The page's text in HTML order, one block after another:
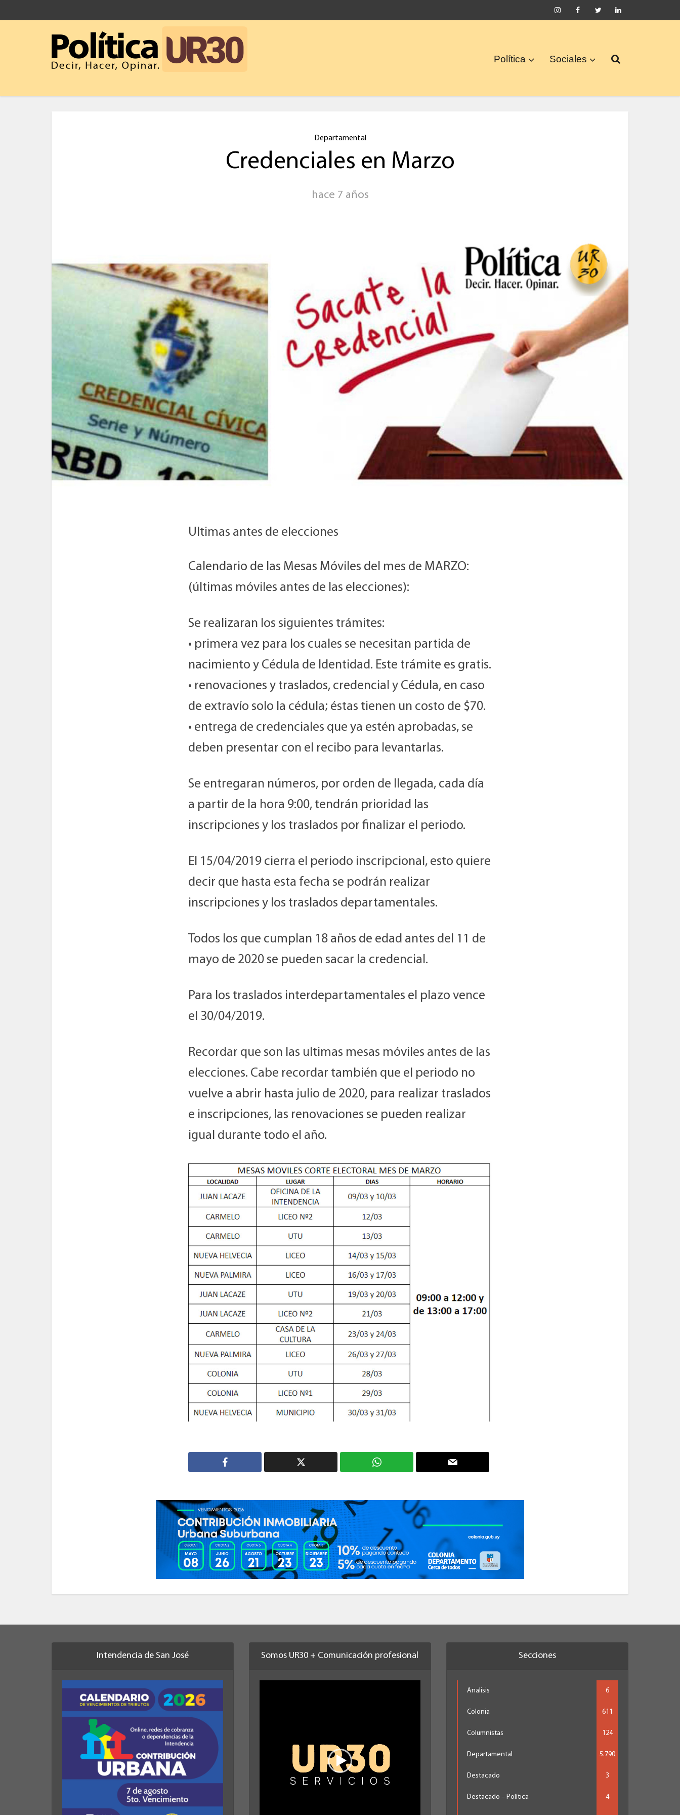
Política Sociales
Departamental
Credenciales en Marzo
hace 7 años
Ultimas antes de elecciones
Calendario de las Mesas Móviles del mes de MARZO:
(últimas móviles antes de las elecciones):
Se realizaran los siguientes trámites:
• primera vez para los cuales se necesitan partida de
nacimiento y Cédula de Identidad. Este trámite es gratis.
• renovaciones y traslados, credencial y Cédula, en caso
de extravío solo la cédula; éstas tienen un costo de $70.
• entrega de credenciales que ya estén aprobadas, se
deben presentar con el recibo para levantarlas.
Se entregaran números, por orden de llegada, cada día
a partir de la hora 9:00, tendrán prioridad las
inscripciones y los traslados por finalizar el periodo.
El 15/04/2019 cierra el periodo inscripcional, esto quiere
decir que hasta esta fecha se podrán realizar
inscripciones y los traslados departamentales.
Todos los que cumplan 18 años de edad antes del 11 de
mayo de 2020 se pueden sacar la credencial.
Para los traslados interdepartamentales el plazo vence
el 30/04/2019.
Recordar que son las ultimas mesas móviles antes de las
elecciones. Cabe recordar también que el periodo no
vuelve a abrir hasta julio de 2020, para realizar traslados
e inscripciones, las renovaciones se pueden realizar
igual durante todo el año.
Intendencia de San José Somos UR30 + Comunicación profesional Secciones
Analisis 6
Colonia 611
Columnistas 124
Departamental 5.790
Destacado 3
Destacado – Política 4